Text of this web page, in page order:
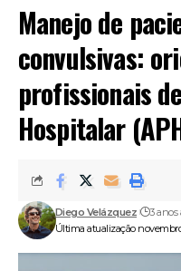
Manejo de
convulsivas:
profissionais
Hospitalar
Última atualização novembro
Diego Velázquez 3 anos